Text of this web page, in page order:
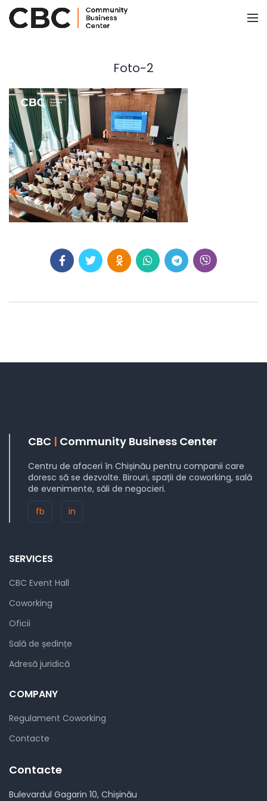
Foto-2
CBC | Community Business Center
Centru de afaceri în Chișinău pentru companii care
doresc să se dezvolte. Birouri, spații de coworking, sală
de evenimente, săli de negocieri.
fb
in
SERVICES
CBC Event Hall
Coworking
Oficii
Sală de ședințe
Adresă juridică
COMPANY
Regulament Coworking
Contacte
Contacte
Bulevardul Gagarin 10, Chișinău